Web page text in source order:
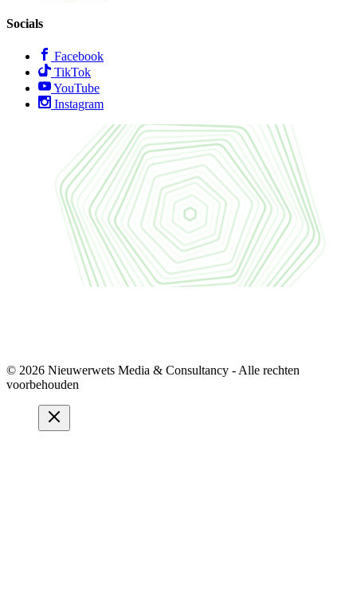
Socials
Facebook
TikTok
YouTube
Instagram
© 2026 Nieuwerwets Media & Consultancy - Alle rechten
voorbehouden